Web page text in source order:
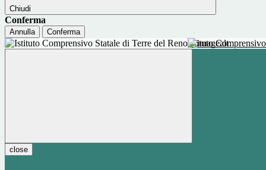
Chiudi
Conferma
Annulla Conferma
Istituto
close